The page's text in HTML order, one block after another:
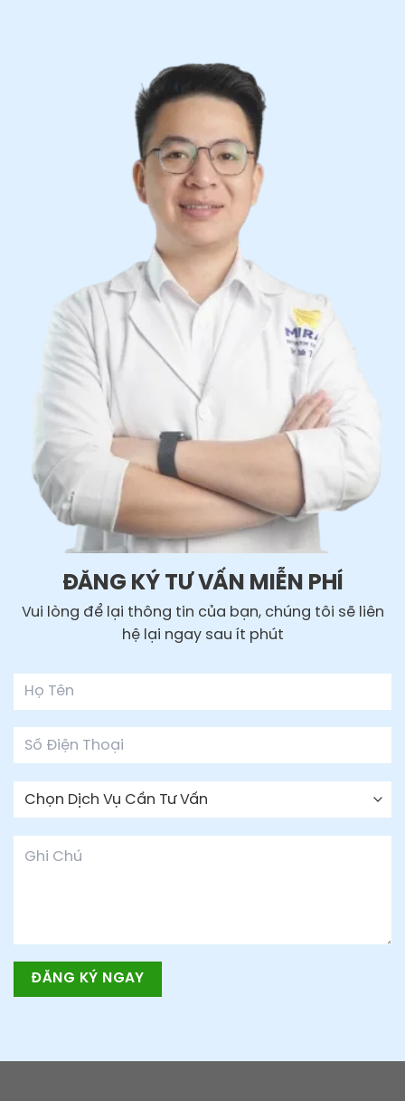
ĐĂNG KÝ TƯ VẤN MIỄN PHÍ
Vui lòng để lại thông tin của bạn, chúng tôi sẽ liên
hệ lại ngay sau ít phút